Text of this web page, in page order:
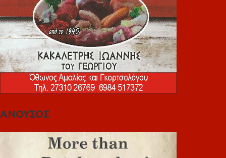
ΑΝΟΥΣΟΣ